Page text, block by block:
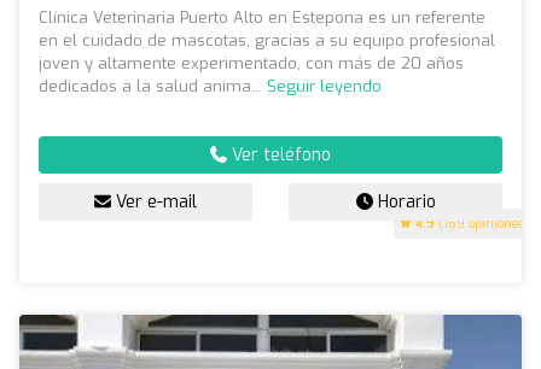
4.9 (169 opiniones)
Clínica Veterinaria Puerto Alto en Estepona es un referente
en el cuidado de mascotas, gracias a su equipo profesional
joven y altamente experimentado, con más de 20 años
dedicados a la salud anima... Seguir leyendo
Ver teléfono
Ver e-mail Horario